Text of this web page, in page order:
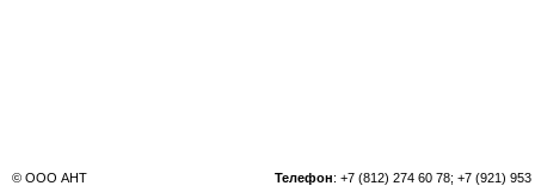
© ООО АНТ Телефон: +7 (812) 274 60 78; +7 (921) 953